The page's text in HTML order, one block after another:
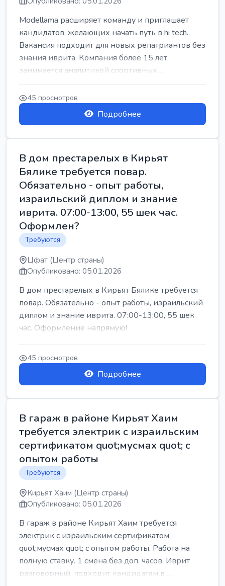
Modellama расширяет команду и приглашает
кандидатов, желающих начать путь в hi tech.
Вакансия подходит для новых репатриантов без
знания иврита. Компания более 15 лет
занимается аналитикой спортивных ...
45 просмотров
Подробнее
В дом престарелых в Кирьят
Бялике требуется повар.
Обязательно - опыт работы,
израильский диплом и знание
иврита. 07:00-13:00, 55 шек час.
Оформлен?
Требуются
Цфат (Центр страны)
Опубликовано: 05.01.2026
В дом престарелых в Кирьят Бялике требуется
повар. Обязательно - опыт работы, израильский
диплом и знание иврита. 07:00-13:00, 55 шек
час. Оформление напрямую!
45 просмотров
Подробнее
В гараж в районе Кирьят Хаим
требуется электрик с израильским
сертификатом quot;мусмах quot; с
опытом работы
Требуются
Кирьят Хаим (Центр страны)
Опубликовано: 05.01.2026
В гараж в районе Кирьят Хаим требуется
электрик с израильским сертификатом
quot;мусмах quot; с опытом работы. Работа на
полную ставку. 1 смена без доп. часов. Иврит
разговорный. подходит кандидатам в ...